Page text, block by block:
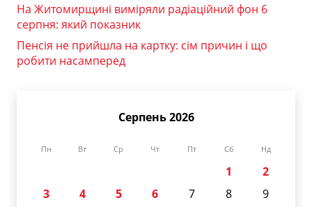
На Житомирщині виміряли радіаційний фон 6
серпня: який показник
Пенсія не прийшла на картку: сім причин і що
робити насамперед
Серпень 2026
Пн Вт Ср Чт Пт Сб Нд
1
2
3
4 5 6 7 8
9